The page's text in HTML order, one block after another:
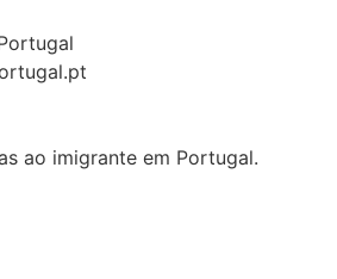
ao imigrante em Portugal.